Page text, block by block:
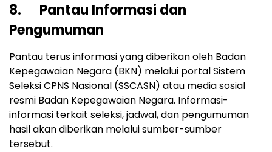
8. Pantau Informasi dan
Pengumuman
Pantau terus informasi yang diberikan oleh Badan
Kepegawaian Negara (BKN) melalui portal Sistem
Seleksi CPNS Nasional (SSCASN) atau media sosial
resmi Badan Kepegawaian Negara. Informasi-
informasi terkait seleksi, jadwal, dan pengumuman
hasil akan diberikan melalui sumber-sumber
tersebut.